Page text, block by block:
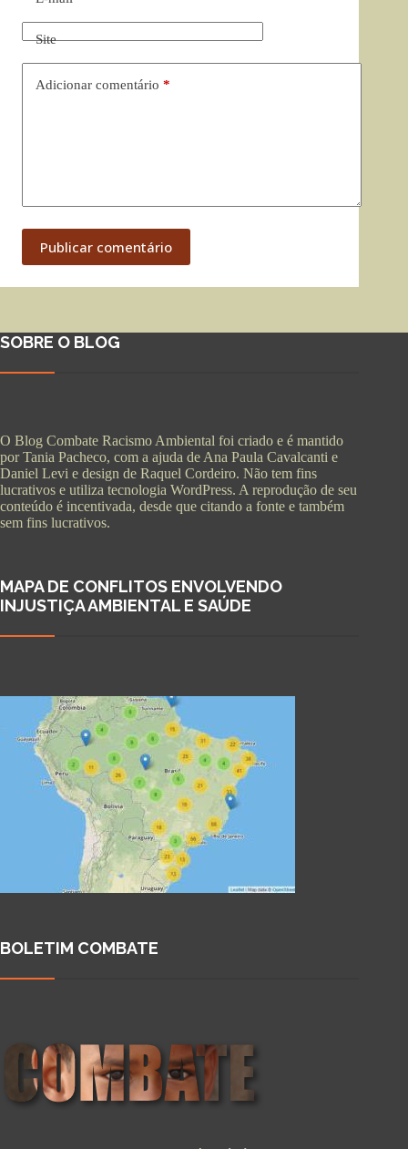
Site
Adicionar comentário *
Publicar comentário
SOBRE O BLOG
O Blog Combate Racismo Ambiental foi criado e é mantido
por Tania Pacheco, com a ajuda de Ana Paula Cavalcanti e
Daniel Levi e design de Raquel Cordeiro. Não tem fins
lucrativos e utiliza tecnologia WordPress. A reprodução de seu
conteúdo é incentivada, desde que citando a fonte e também
sem fins lucrativos.
MAPA DE CONFLITOS ENVOLVENDO
INJUSTIÇA AMBIENTAL E SAÚDE
BOLETIM COMBATE